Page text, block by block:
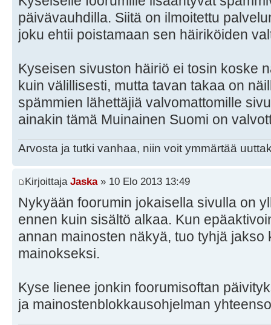
päivävauhdilla. Siitä on ilmoitettu
joku ehtii poistamaan sen häiriköiden
Kyseisen sivuston häiriö ei tosin koske
kuin välillisesti, mutta tavan takaa on
spämmien lähettäjiä valvomattomille
ainakin tämä Muinainen Suomi on
Arvosta ja tutki vanhaa, niin voit ymmärtää
Kirjoittaja Jaska» 10 Elo 2013 13:49
Nykyään foorumin jokaisella sivulla on
ennen kuin sisältö alkaa. Kun
annan mainosten näkyä, tuo tyhjä jakso
mainokseksi.
Kyse lienee jonkin foorumisoftan
ja mainostenblokkausohjelman